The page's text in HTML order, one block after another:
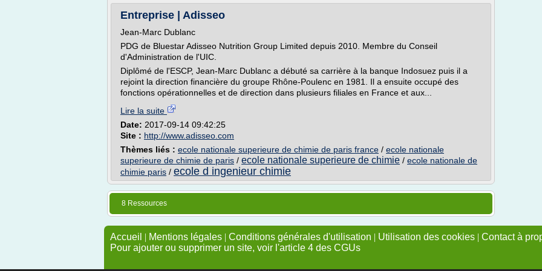
Entreprise | Adisseo
Jean-Marc Dublanc
PDG de Bluestar Adisseo Nutrition Group Limited depuis 2010. Membre du Conseil
d'Administration de l'UIC.
Diplômé de l'ESCP, Jean-Marc Dublanc a débuté sa carrière à la banque Indosuez puis il a
rejoint la direction financière du groupe Rhône-Poulenc en 1981. Il a ensuite occupé des
fonctions opérationnelles et de direction dans plusieurs filiales en France et aux...
Lire la suite
Date: 2017-09-14 09:42:25
Site : http://www.adisseo.com
Thèmes liés : ecole nationale superieure de chimie de paris france / ecole nationale
superieure de chimie de paris / ecole nationale superieure de chimie / ecole nationale de
chimie paris / ecole d ingenieur chimie
8 Ressources
Accueil | Mentions légales | Conditions générales d'utilisation | Utilisation des cookies | Contact à
Pour ajouter ou supprimer un site, voir l'article 4 des CGUs